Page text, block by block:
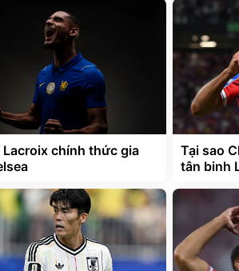
Lacroix chính thức gia
Tại sao
tân binh